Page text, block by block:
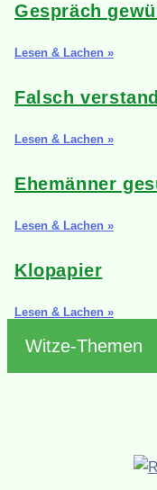
Gespräch
Lesen & Lachen »
Falsch
Lesen & Lachen »
Ehemänner
Lesen & Lachen »
Klopapier
Lesen & Lachen »
Witze-Themen